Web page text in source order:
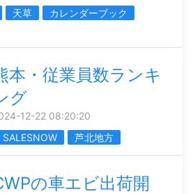
天草
カレンダーブック
本・従業員数ランキ
グ
12-22 08:20:20
SALESNOW 芦北地方
の車エビ出荷開